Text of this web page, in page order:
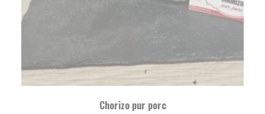
Chorizo pur porc